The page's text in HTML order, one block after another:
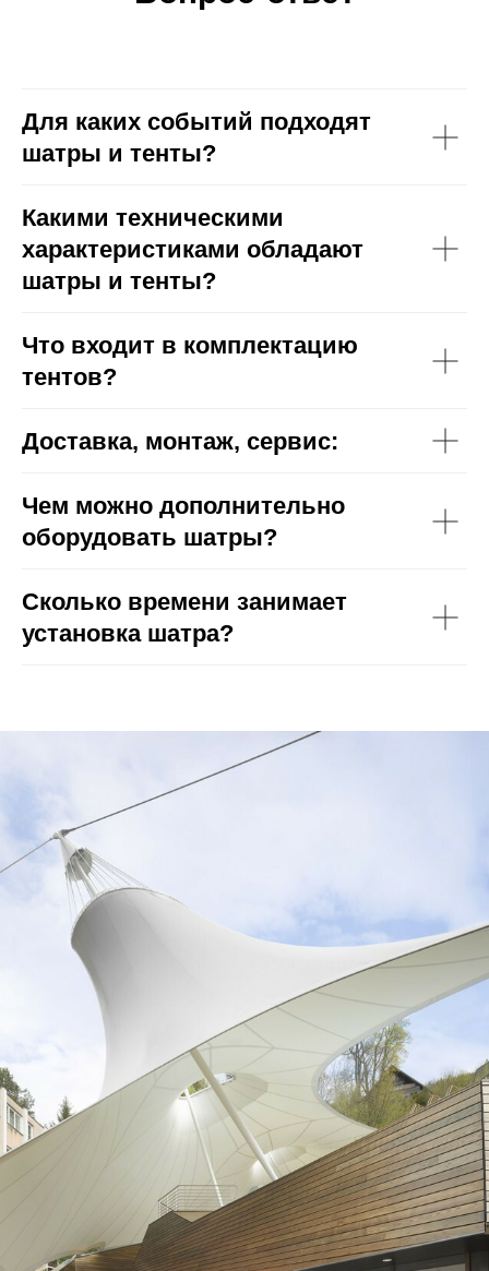
Для каких событий подходят
шатры и тенты?
Какими техническими
характеристиками обладают
шатры и тенты?
Что входит в комплектацию
тентов?
Доставка, монтаж, сервис:
Чем можно дополнительно
оборудовать шатры?
Сколько времени занимает
установка шатра?